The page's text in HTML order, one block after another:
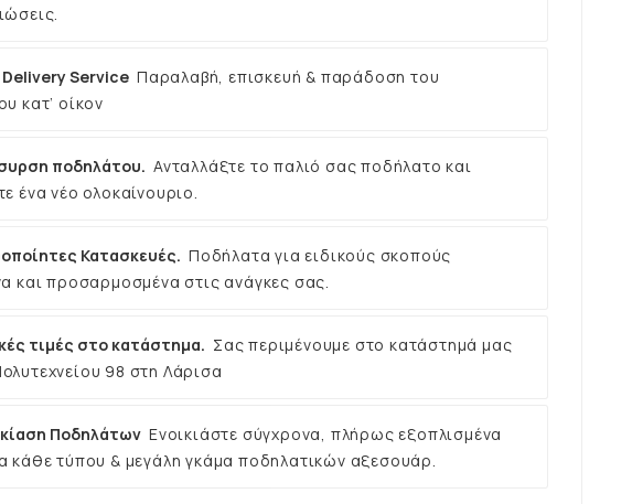
Delivery Service Παραλαβή, επισκευή & παράδοση του
κατ’ οίκον
ποδηλάτου. Ανταλλάξτε το παλιό σας ποδήλατο και
ένα νέο ολοκαίνουριο.
Κατασκευές. Ποδήλατα για ειδικούς σκοπούς
και προσαρμοσμένα στις ανάγκες σας.
τιμές στο κατάστημα. Σας περιμένουμε στο κατάστημά μας
98 στη Λάρισα
Ποδηλάτων Ενοικιάστε σύγχρονα, πλήρως εξοπλισμένα
κάθε τύπου & μεγάλη γκάμα ποδηλατικών αξεσουάρ.